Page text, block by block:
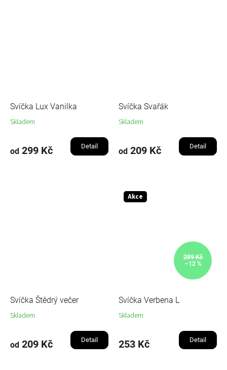
Svíčka Lux Vanilka
Skladem
od 299 Kč Detail
Svíčka Svařák
Skladem
od 209 Kč Detail
Svíčka Štědrý večer
Skladem
od 209 Kč Detail
Akce
289 Kč
–12 %
Svíčka Verbena L
Skladem
253 Kč Detail